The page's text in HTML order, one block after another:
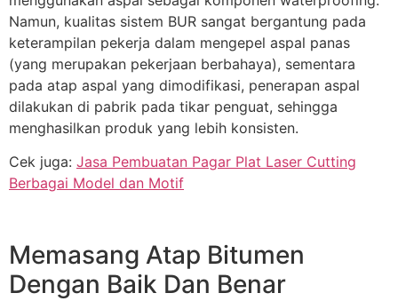
Namun, kualitas sistem BUR sangat bergantung pada
keterampilan pekerja dalam mengepel aspal panas
(yang merupakan pekerjaan berbahaya), sementara
pada atap aspal yang dimodifikasi, penerapan aspal
dilakukan di pabrik pada tikar penguat, sehingga
menghasilkan produk yang lebih konsisten.
Cek juga: Jasa Pembuatan Pagar Plat Laser Cutting
Berbagai Model dan Motif
Memasang Atap Bitumen
Dengan Baik Dan Benar